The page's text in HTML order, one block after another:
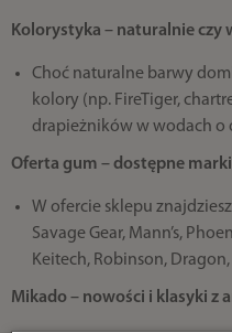
Kolorystyka – naturalnie czy
Choć naturalne barwy
kolory (np. FireTiger,
drapieżników w wodach o
Oferta gum – dostępne
W ofercie sklepu
Savage Gear, Mann’s,
Keitech, Robinson, Dragon,
Mikado – nowości i klasyki z